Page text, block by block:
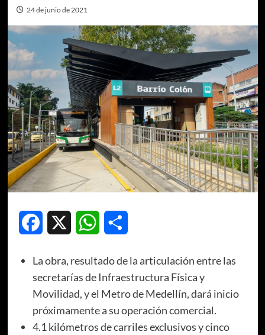
24 de junio de 2021
Facebook WhatsApp
La obra, resultado de la articulación entre las
secretarías de Infraestructura Física y
Movilidad, y el Metro de Medellín, dará inicio
próximamente a su operación comercial.
4.1 kilómetros de carriles exclusivos y cinco